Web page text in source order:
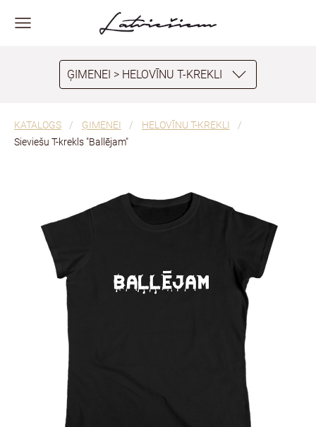
ĢIMENEI > HELOVĪNU T-KREKLI
KATALOGS ĢIMENEI
HELOVĪNU T-KREKLI
Sieviešu T-krekls "Ballējam"